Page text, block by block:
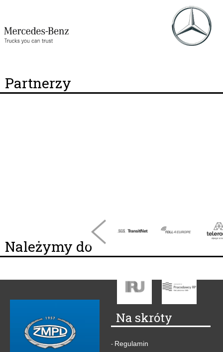
Partnerzy
Należymy do
Na skróty
- Regulamin